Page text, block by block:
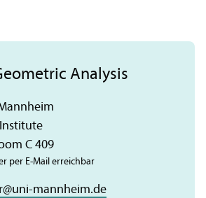
Analysis
C 409
per E-Mail erreichbar
@uni-mannheim.de